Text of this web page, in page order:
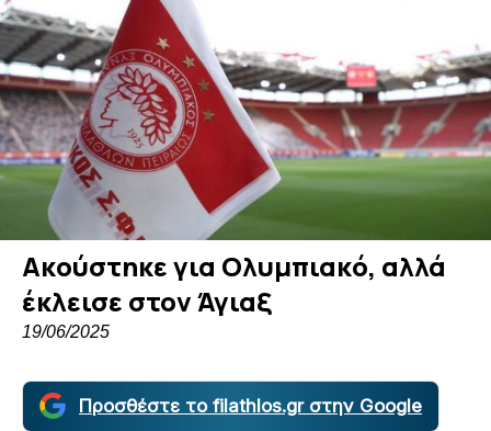
Ακούστηκε για Ολυμπιακό, αλλά
έκλεισε στον Άγιαξ
19/06/2025
Προσθέστε το filathlos.gr στην Google